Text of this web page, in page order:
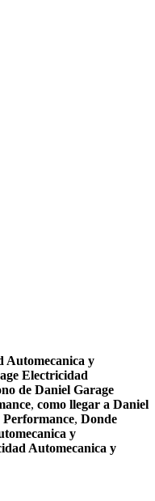
Automecanica y
Electricidad
de Daniel Garage
, como llegar a Daniel
, Donde
y
Automecanica y